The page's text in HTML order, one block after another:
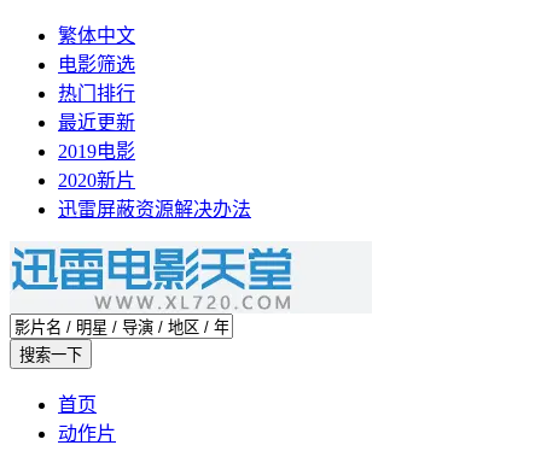
繁体中文
电影筛选
热门排行
最近更新
2019电影
2020新片
迅雷屏蔽资源解决办法
首页
动作片